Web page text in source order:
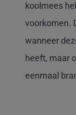
koolmees
voorkomen.
wanneer
heeft, maar
eenmaal